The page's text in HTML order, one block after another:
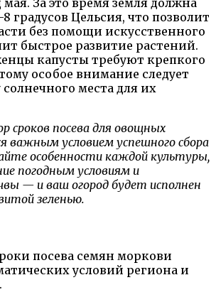
градусов Цельсия, что позволит
без помощи искусственного
быстрое развитие растений.
капусты требуют крепкого
особое внимание следует
места для их
сроков посева для овощных
важным условием успешного сбора
особенности каждой культуры,
погодным условиям и
— и ваш огород будет исполнен
зеленью.
посева семян моркови
условий региона и